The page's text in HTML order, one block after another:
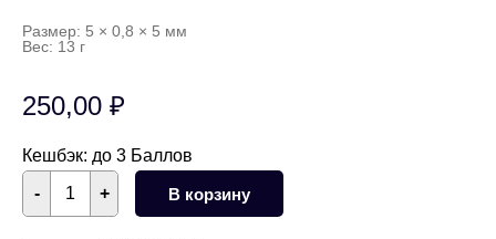
Размер: 5 × 0,8 × 5 мм
Вес: 13 г
250,00 ₽
Кешбэк: до 3 Баллов
+
Количество
товара
Соединительные
- В корзину